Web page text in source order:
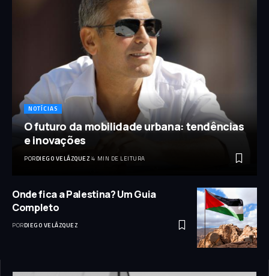
NOTÍCIAS
O futuro da mobilidade urbana: tendências
e inovações
PORDIEGO VELÁZQUEZ 4 MIN DE LEITURA
Onde fica a Palestina? Um Guia
Completo
PORDIEGO VELÁZQUEZ